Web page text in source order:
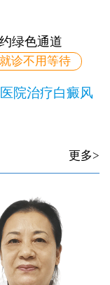
绿色通道
就诊不用等待
院治疗白癜风
更多>